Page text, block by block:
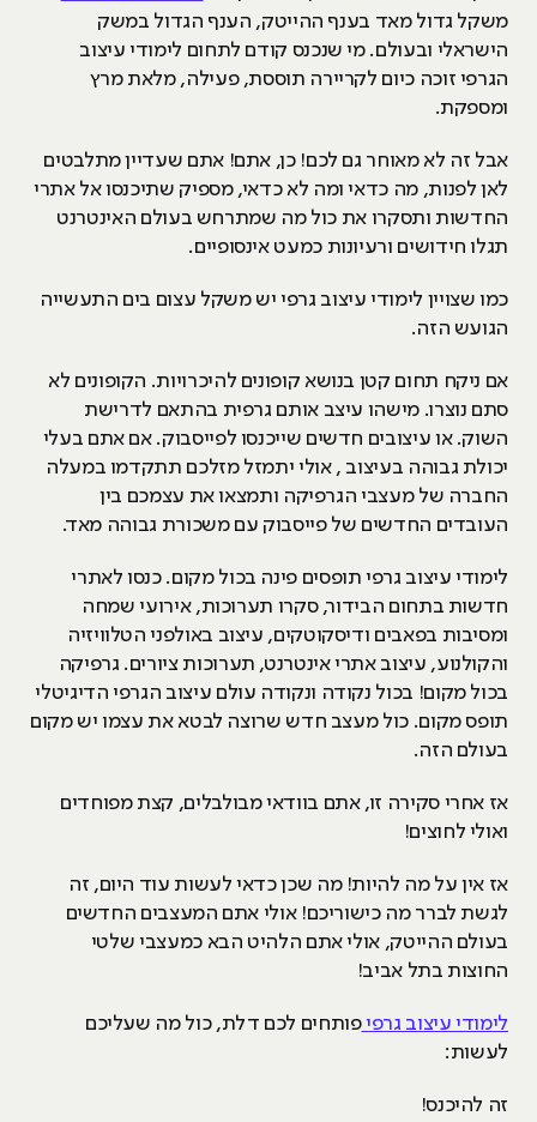
משקל גדול מאד בענף ההייטק, הענף הגדול במשק
הישראלי ובעולם. מי שנכנס קודם לתחום לימודי עיצוב
הגרפי זוכה כיום לקריירה תוססת, פעילה, מלאת מרץ
ומספקת.
אבל זה לא מאוחר גם לכם! כן, אתם! אתם שעדיין מתלבטים
לאן לפנות, מה כדאי ומה לא כדאי, מספיק שתיכנסו אל אתרי
החדשות ותסקרו את כול מה שמתרחש בעולם האינטרנט
תגלו חידושים ורעיונות כמעט אינסופיים.
כמו שצויין לימודי עיצוב גרפי יש משקל עצום בים התעשייה
הגועש הזה.
אם ניקח תחום קטן בנושא קופונים להיכרויות. הקופונים לא
סתם נוצרו. מישהו עיצב אותם גרפית בהתאם לדרישת
השוק. או עיצובים חדשים שייכנסו לפייסבוק. אם אתם בעלי
יכולת גבוהה בעיצוב , אולי יתמזל מזלכם תתקדמו במעלה
החברה של מעצבי הגרפיקה ותמצאו את עצמכם בין
העובדים החדשים של פייסבוק עם משכורת גבוהה מאד.
לימודי עיצוב גרפי תופסים פינה בכול מקום. כנסו לאתרי
חדשות בתחום הבידור, סקרו תערוכות, אירועי שמחה
ומסיבות בפאבים ודיסקוטקים, עיצוב באולפני הטלוויזיה
והקולנוע, עיצוב אתרי אינטרנט, תערוכות ציורים. גרפיקה
בכול מקום! בכול נקודה ונקודה עולם עיצוב הגרפי הדיגיטלי
תופס מקום. כול מעצב חדש שרוצה לבטא את עצמו יש מקום
בעולם הזה.
אז אחרי סקירה זו, אתם בוודאי מבולבלים, קצת מפוחדים
ואולי לחוצים!
אז אין על מה להיות! מה שכן כדאי לעשות עוד היום, זה
לגשת לברר מה כישוריכם! אולי אתם המעצבים החדשים
בעולם ההייטק, אולי אתם הלהיט הבא כמעצבי שלטי
החוצות בתל אביב!
לימודי עיצוב גרפיפותחים לכם דלת, כול מה שעליכם
לעשות:
זה להיכנס!